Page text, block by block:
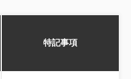
特記事項